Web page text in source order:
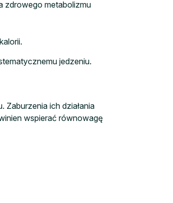
zdrowego metabolizmu
jedzeniu.
Zaburzenia ich działania
wspierać równowagę